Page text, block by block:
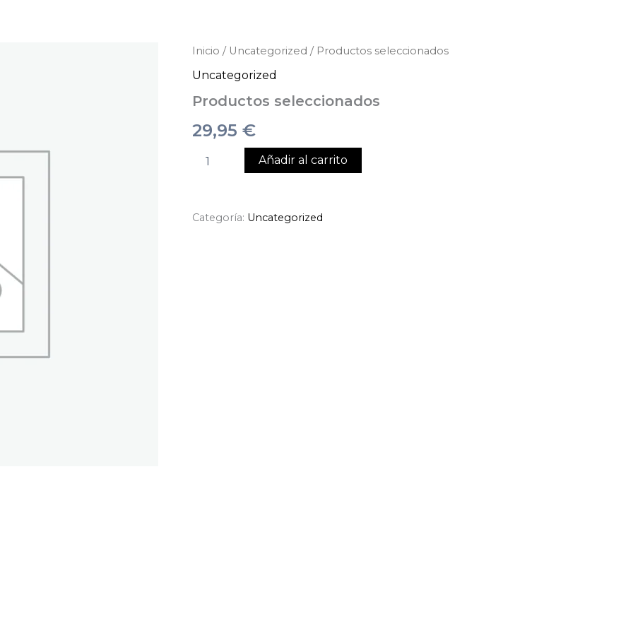
Inicio / Uncategorized / Productos seleccionados
Uncategorized
Productos seleccionados
29,95 €
Productos
cantidad
Añadir al carrito
Categoría: Uncategorized